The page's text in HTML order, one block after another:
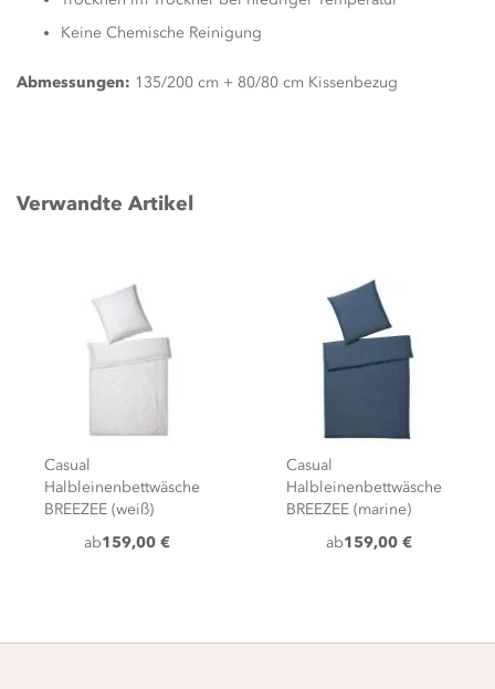
Keine Chemische Reinigung
Abmessungen: 135/200 cm + 80/80 cm Kissenbezug
Verwandte Artikel
Casual
Halbleinenbettwäsche
BREEZEE (weiß)
ab159,00 €
Casual
Halbleinenbettwäsche
BREEZEE (marine)
ab159,00 €